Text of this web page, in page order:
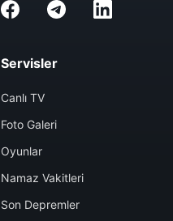
Servisler
Canlı TV
Foto Galeri
Oyunlar
Namaz Vakitleri
Son Depremler